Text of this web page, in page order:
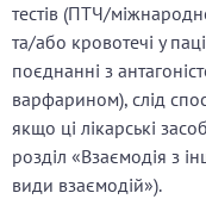
тестів (ПТЧ/
та/або кровотечі у
поєднанні з
варфарином), слід
якщо ці лікарські
розділ «Взаємодія з
види взаємодій»).